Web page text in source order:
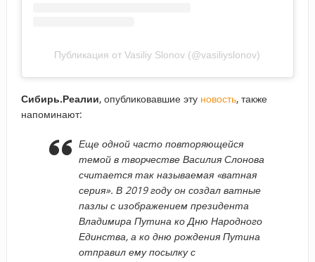
Публикация от Vasiliy Slonov (@vasiliyslonov)
Сибирь.Реалии, опубликовавшие эту новость, также
напоминают:
Еще одной часто повторяющейся
темой в творчестве Василия Слонова
считается так называемая «ватная
серия». В 2019 году он создал ватные
пазлы с изображением президента
Владимира Путина ко Дню Народного
Единства, а ко дню рождения Путина
отправил ему посылку с